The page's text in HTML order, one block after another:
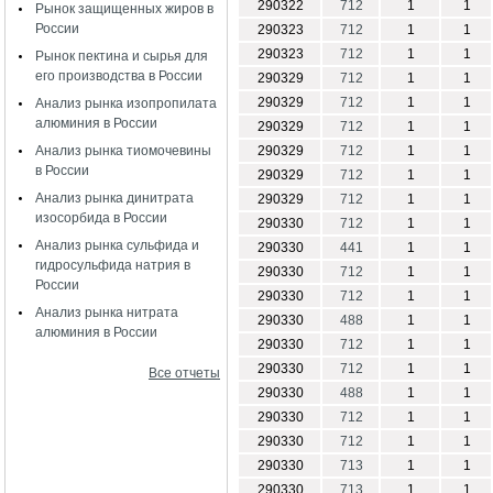
Рынок защищенных жиров в
России
Рынок пектина и сырья для
его производства в России
Анализ рынка изопропилата
алюминия в России
Анализ рынка тиомочевины
в России
Анализ рынка динитрата
изосорбида в России
Анализ рынка сульфида и
гидросульфида натрия в
России
Анализ рынка нитрата
алюминия в России
Все отчеты
290322 712 1
1
290323
712 1
1
290323
712 1
1
290329
712 1
1
290329
712 1
1
290329
712 1
1
290329
712 1
1
290329
712 1
1
290329
712 1
1
290330
712 1
1
290330
441 1
1
290330
712 1
1
290330
712 1
1
290330
488 1
1
290330
712 1
1
290330
712 1
1
290330
488 1
1
290330
712 1
1
290330
712 1
1
290330
713 1
1
290330
713 1 1